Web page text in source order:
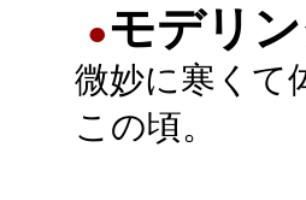
●モデリ
微妙に寒くて
この頃。